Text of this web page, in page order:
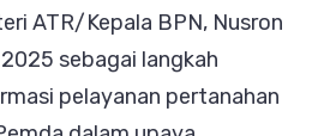
ATR/Kepala BPN, Nusron
sebagai langkah
pelayanan pertanahan